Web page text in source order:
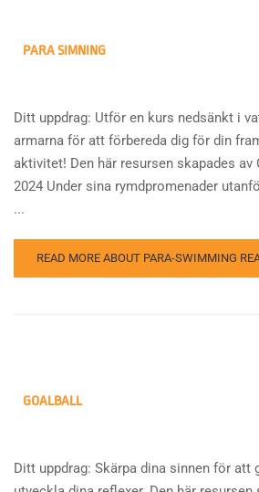
PARA SIMNING
Ditt uppdrag: Utför en kurs nedsänkt i
armarna för att förbereda dig för din
aktivitet! Den här resursen skapades av
2024 Under sina rymdpromenader
...
READ MORE ABOUT PARA-SWIMMING
GOALBALL
Ditt uppdrag: Skärpa dina sinnen för att